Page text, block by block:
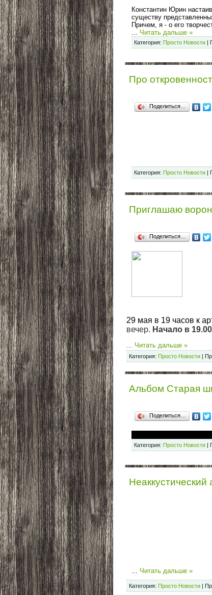
Константин Юрин
существу
Причем, я - о его
Читать дальше »
Категория: Просто Новости |
Про
Поделиться…
Категория: Просто Новости |
Приглашаю
Поделиться…
29 мая в 19 часов к
вечер. Начало в 19.00
Читать дальше »
Категория: Просто Новости |
Альбом Старая
Поделиться…
Категория: Просто Новости |
Неаккустический
... Читать дальше »
Категория: Просто Новости